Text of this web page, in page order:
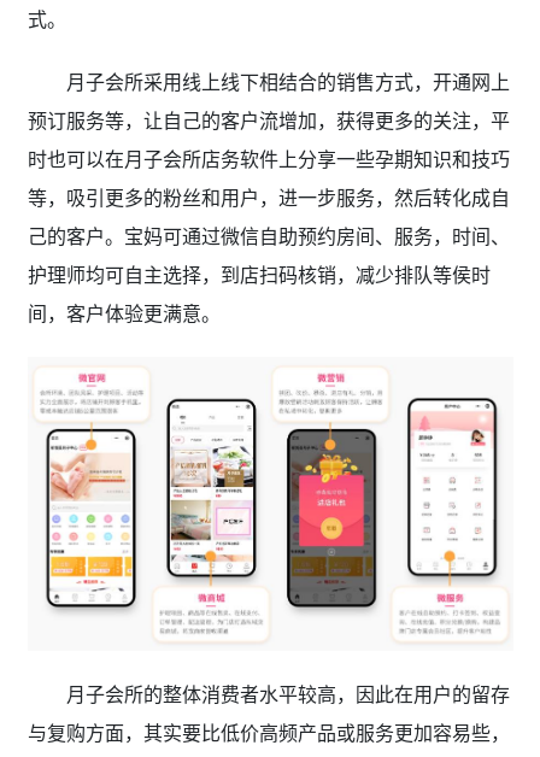
式。
月子会所采用线上线下相结合的销售方式，开通网上
预订服务等，让自己的客户流增加，获得更多的关注，平
时也可以在月子会所店务软件上分享一些孕期知识和技巧
等，吸引更多的粉丝和用户，进一步服务，然后转化成自
己的客户。宝妈可通过微信自助预约房间、服务，时间、
护理师均可自主选择，到店扫码核销，减少排队等侯时
间，客户体验更满意。
月子会所的整体消费者水平较高，因此在用户的留存
与复购方面，其实要比低价高频产品或服务更加容易些，